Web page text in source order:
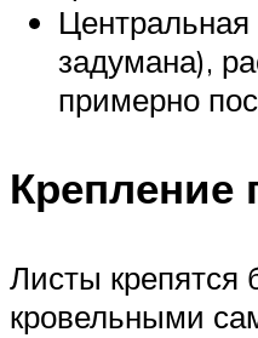
Центральная
задумана),
примерно
Крепление
Листы крепятся
кровельными